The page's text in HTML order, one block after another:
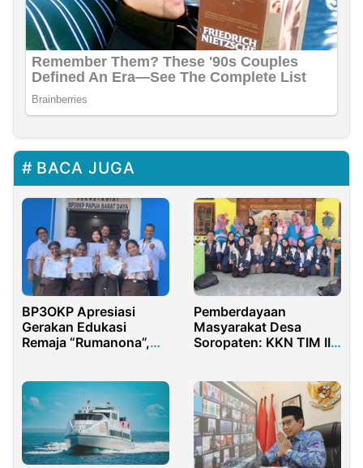
BACA JUGA
BP3OKP Apresiasi
Gerakan Edukasi
Remaja “Rumanona”,
Pemberdayaan
Masyarakat Desa
Soropaten: KKN TIM II
Stunting Melalui
Edukasi dan Aksi Nyata